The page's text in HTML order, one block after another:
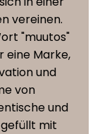
aus Textil,
Leder
vereinen.
"muutos"
eine Marke,
und
von
und
mit